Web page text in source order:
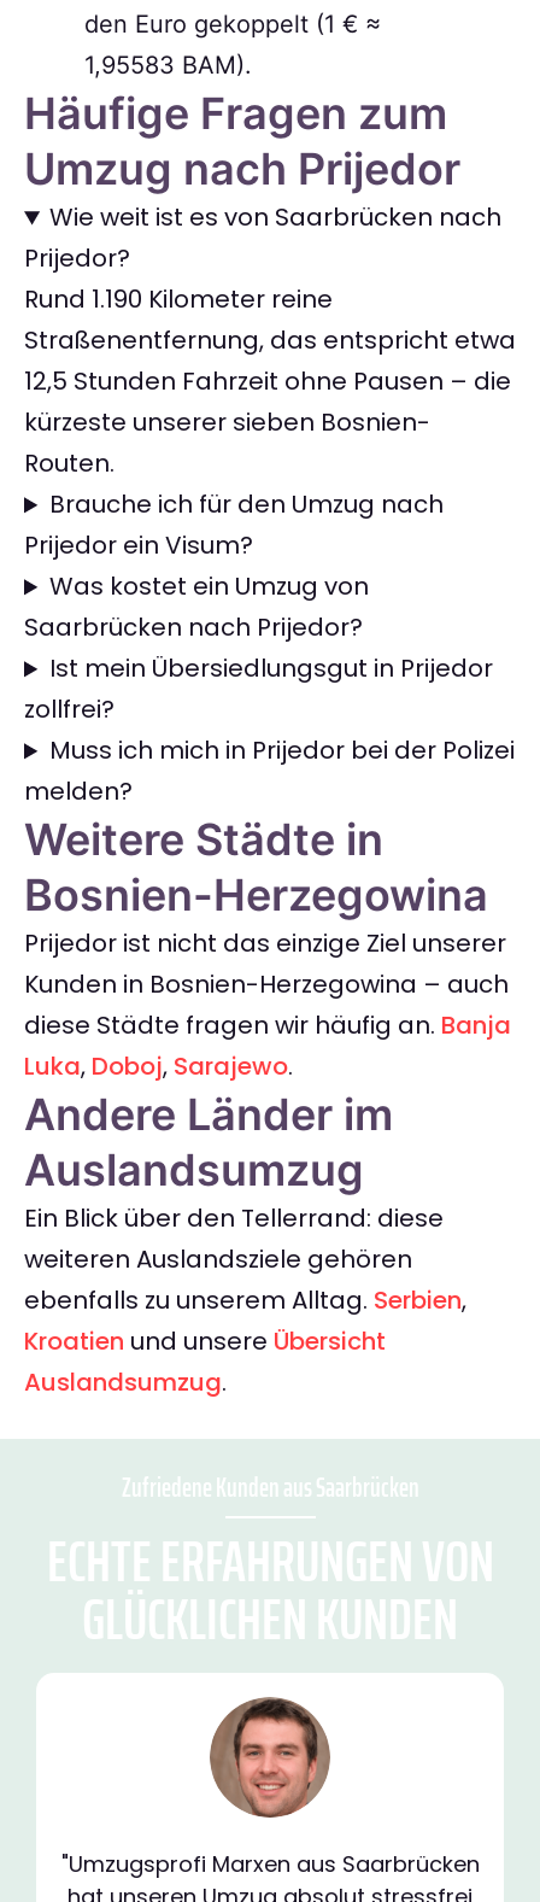
den Euro gekoppelt (1 € ≈
1,95583 BAM).
Häufige Fragen zum
Umzug nach Prijedor
Wie weit ist es von Saarbrücken nach
Prijedor?
Rund 1.190 Kilometer reine
Straßenentfernung, das entspricht etwa
12,5 Stunden Fahrzeit ohne Pausen – die
kürzeste unserer sieben Bosnien-
Routen.
Brauche ich für den Umzug nach
Prijedor ein Visum?
Was kostet ein Umzug von
Saarbrücken nach Prijedor?
Ist mein Übersiedlungsgut in Prijedor
zollfrei?
Muss ich mich in Prijedor bei der Polizei
melden?
Weitere Städte in
Bosnien-Herzegowina
Prijedor ist nicht das einzige Ziel unserer
Kunden in Bosnien-Herzegowina – auch
diese Städte fragen wir häufig an. Banja
Luka, Doboj, Sarajewo.
Andere Länder im
Auslandsumzug
Ein Blick über den Tellerrand: diese
weiteren Auslandsziele gehören
ebenfalls zu unserem Alltag. Serbien,
Kroatien und unsere Übersicht
Auslandsumzug.
Zufriedene Kunden aus Saarbrücken
ECHTE ERFAHRUNGEN VON
GLÜCKLICHEN KUNDEN
"Umzugsprofi Marxen aus Saarbrücken